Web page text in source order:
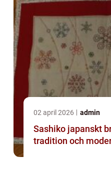
02 april 2026 admin
Sashiko japanskt broderi som förenar
tradition och